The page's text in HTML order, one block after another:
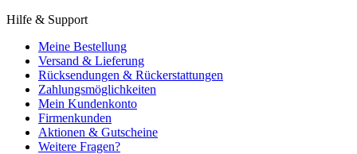
Hilfe & Support
Meine Bestellung
Versand & Lieferung
Rücksendungen & Rückerstattungen
Zahlungsmöglichkeiten
Mein Kundenkonto
Firmenkunden
Aktionen & Gutscheine
Weitere Fragen?